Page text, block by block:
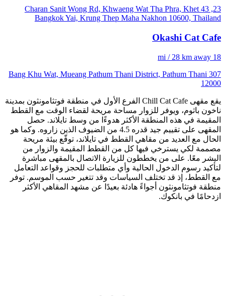
23, 43 Charan Sanit Wong Rd, Khwaeng Wat Tha Phra, Khet
Bangkok Yai, Krung Thep Maha Nakhon 10600, Thailand
Okashi Cat Cafe
18 mi / 28 km away
307 Bang Khu Wat, Mueang Pathum Thani District, Pathum Thani
12000
يقع مقهى Chill Cat Cafe الفرع الأول في منطقة فوتثامونثون بمدينة
ناخون باثوم، ويوفر للزوار مساحة مريحة لقضاء الوقت مع القطط
المقيمة في هذه المنطقة الأكثر هدوءًا من وسط تايلاند. حصل
المقهى على تقييم جيد قدره 4.5 من الضيوف الذين زاروه. وكما هو
الحال مع العديد من مقاهي القطط في تايلاند، توقّع بيئة مريحة
مصممة لكي يسترخي فيها كل من القطط المقيمة والزوار من
البشر معًا. على من يخططون للزيارة الاتصال بالمقهى مباشرة
لتأكيد رسوم الدخول الحالية وأي متطلبات للحجز وقواعد التعامل
مع القطط، إذ قد تختلف السياسات وقد تتغير حسب الموسم. توفر
منطقة فوتثامونثون أجواءً هادئة بعيدًا عن مشهد المقاهي الأكثر
ازدحامًا في بانكوك.